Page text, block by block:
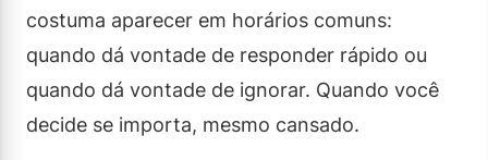
costuma aparecer em horários comuns:
quando dá vontade de responder rápido ou
quando dá vontade de ignorar. Quando você
decide se importa, mesmo cansado.